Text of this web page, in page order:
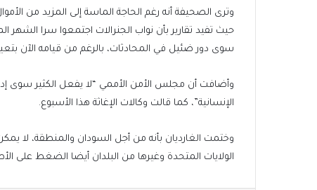
وترى الصحيفة أنه رغم الحاجة الماسة إلى المزيد من
حيث تفيد تقارير بأن نواب الجنرالات اجتمعوا سرا الشهر
سوى دور ضئيل في المحادثات، بالرغم من قيامه الآن
وأضافت أن مجلس الأمن الأممي “لا يفعل الكثير سوى
الإنسانية”، كما قالت وكالات الإغاثة هذا الأسبوع.
وختمت الغارديان بأنه من أجل السودان والمنطقة، لا
الولايات المتحدة وغيرها من البلدان أيضا الضغط على